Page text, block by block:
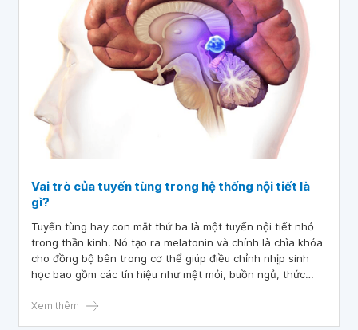
Vai trò của tuyến tùng trong hệ thống nội tiết là
gì?
Tuyến tùng hay con mắt thứ ba là một tuyến nội tiết nhỏ
trong thần kinh. Nó tạo ra melatonin và chính là chìa khóa
cho đồng bộ bên trong cơ thể giúp điều chỉnh nhịp sinh
học bao gồm các tín hiệu như mệt mỏi, buồn ngủ, thức
Xem thêm